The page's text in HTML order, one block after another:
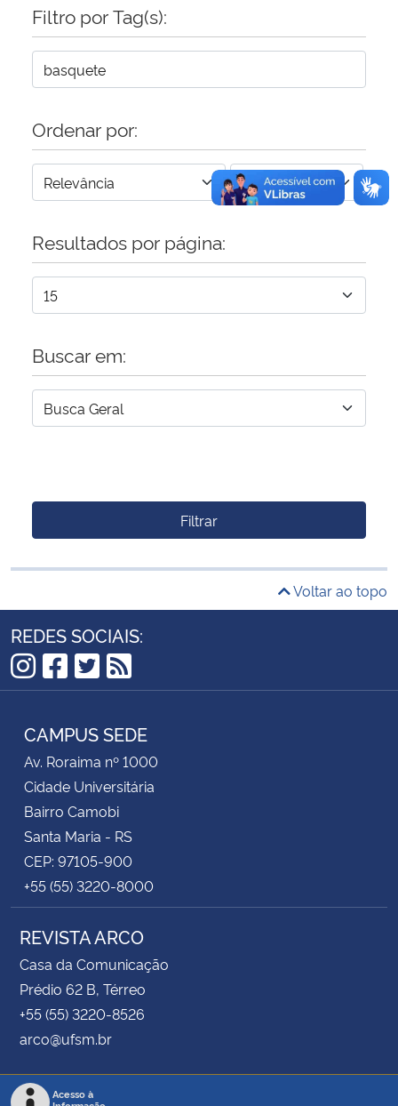
Advocacia-Geral da União
Banco Central do Brasil
Filtro por Tag(s):
Ordenar por:
Resultados por página:
Buscar em:
Filtrar
Voltar ao topo
REDES SOCIAIS:
Instagram
Facebook
Twitter
RSS
CAMPUS SEDE
Av. Roraima nº 1000
Cidade Universitária
Bairro Camobi
Santa Maria - RS
CEP: 97105-900
+55 (55) 3220-8000
REVISTA ARCO
Casa da Comunicação
Prédio 62 B, Térreo
+55 (55) 3220-8526
arco@ufsm.br
Acesso à